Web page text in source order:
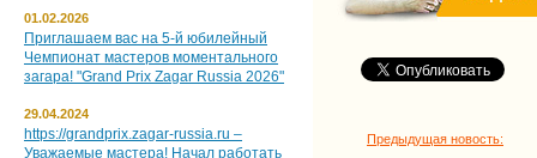
01.02.2026
Приглашаем вас на 5‑й юбилейный
Чемпионат мастеров моментального
загара! "Grand Prix Zagar Russia 2026"
29.04.2024
https://grandprix.zagar-russia.ru –
Уважаемые мастера! Начал работать
Предыдущая новость: